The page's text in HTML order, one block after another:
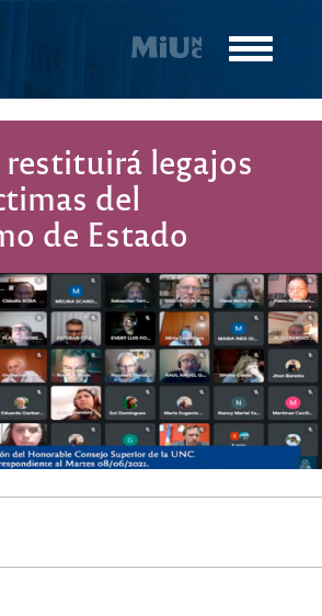
Toggle
legajos
del
de Estado